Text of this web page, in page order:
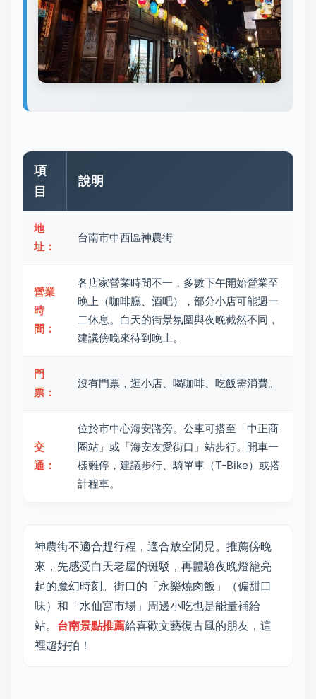
項
目
說明
地
址：
台南市中西區神農街
營業
時
間：
各店家營業時間不一，多數下午開始營業至
晚上（咖啡廳、酒吧），部分小店可能週一
二休息。白天的街景氛圍與夜晚截然不同，
建議傍晚來待到晚上。
門
票：
沒有門票，逛小店、喝咖啡、吃飯需消費。
交
通：
位於市中心海安路旁。公車可搭至「中正商
圈站」或「海安友愛街口」站步行。開車一
樣難停，建議步行、騎單車（T-Bike）或搭
計程車。
神農街不適合趕行程，適合放空閒晃。推薦傍晚
來，先感受白天老屋的斑駁，再體驗夜晚燈籠亮
起的魔幻時刻。街口的「永樂燒肉飯」（偏甜口
味）和「水仙宮市場」周邊小吃也是能量補給
站。 台南景點推薦給喜歡文藝復古風的朋友，這
裡超好拍！